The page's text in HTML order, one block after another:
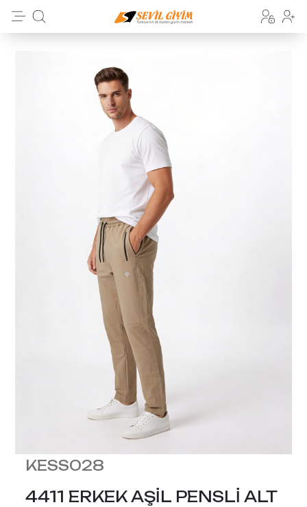
KESS028
4411 ERKEK AŞİL PENSLİ ALT